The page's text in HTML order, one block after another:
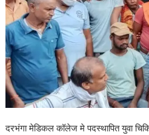
दरभंगा मेडिकल कॉलेज मे पदस्थापित युवा